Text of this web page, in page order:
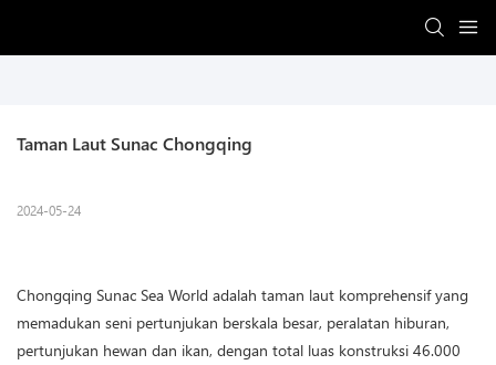
Taman Laut Sunac Chongqing
2024-05-24
Chongqing Sunac Sea World adalah taman laut komprehensif yang
memadukan seni pertunjukan berskala besar, peralatan hiburan,
pertunjukan hewan dan ikan, dengan total luas konstruksi 46.000